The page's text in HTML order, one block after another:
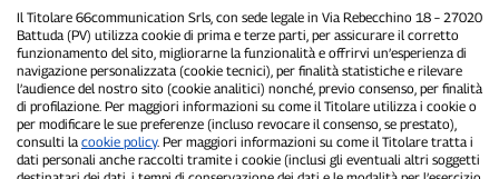
P300.it è una Testata Giornalistica indipendente
Registrazione numero 1/2021 del 1/2/2021 - Tribunale di Pavia
Proprietario ed editore:66communication Srls- P.IVA
02798890188
Direttore Responsabile:Alessandro Secchi- Vicedirettore:Federico
Il Titolare 66communication Srls, con sede legale in Via Rebecchino 18 – 27020
Battuda (PV) utilizza cookie di prima e terze parti, per assicurare il corretto
funzionamento del sito, migliorarne la funzionalità e offrirvi un’esperienza di
navigazione personalizzata (cookie tecnici), per finalità statistiche e rilevare
l’audience del nostro sito (cookie analitici) nonché, previo consenso, per finalità
di profilazione. Per maggiori informazioni su come il Titolare utilizza i cookie o
per modificare le sue preferenze (incluso revocare il consenso, se prestato),
consulti la cookie policy. Per maggiori informazioni su come il Titolare tratta i
dati personali anche raccolti tramite i cookie (inclusi gli eventuali altri soggetti